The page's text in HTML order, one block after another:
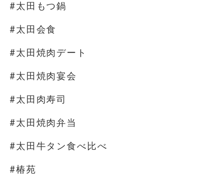
#太田もつ鍋
#太田会食
#太田焼肉デート
#太田焼肉宴会
#太田肉寿司
#太田焼肉弁当
#太田牛タン食べ比べ
#椿苑